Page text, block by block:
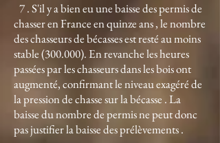
7 . S'il y a bien eu une baisse des permis de
chasser en France en quinze ans , le nombre
des chasseurs de bécasses est resté au moins
stable (300.000). En revanche les heures
passées par les chasseurs dans les bois ont
augmenté, confirmant le niveau exagéré de
la pression de chasse sur la bécasse . La
baisse du nombre de permis ne peut donc
pas justifier la baisse des prélèvements .